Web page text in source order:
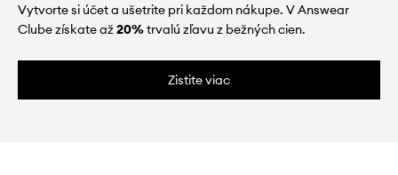
Vytvorte si účet a ušetrite pri každom nákupe. V Answear
Clube získate až20%trvalú zľavu z bežných cien.
Zistite viac